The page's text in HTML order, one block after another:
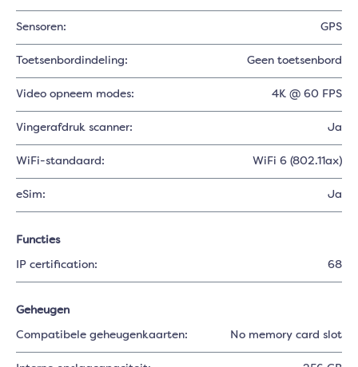
Sensoren: GPS
Toetsenbordindeling: Geen toetsenbord
Video opneem modes: 4K @ 60 FPS
Vingerafdruk scanner: Ja
WiFi-standaard: WiFi 6 (802.11ax)
eSim: Ja
Functies
IP certification: 68
Geheugen
Compatibele geheugenkaarten: No memory card slot